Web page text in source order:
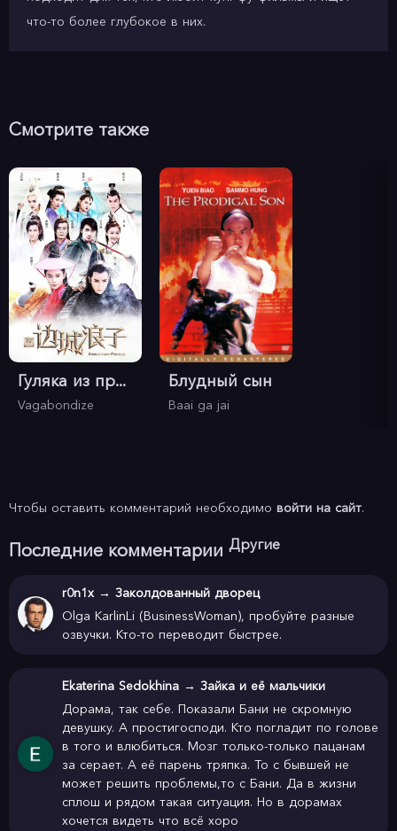
что-то более глубокое в них.
Смотрите также
Гуляка из пр...
Vagabondize
Блудный сын
Baai ga jai
Чтобы оставить комментарий необходимо войти на сайт.
Последние комментарии Другие
r0n1x → Заколдованный дворец
Olga KarlinLi (BusinessWoman), пробуйте разные
озвучки. Кто-то переводит быстрее.
Ekaterina Sedokhina → Зайка и её мальчики
Дорама, так себе. Показали Бани не скромную
девушку. А простигосподи. Кто погладит по голове
в того и влюбиться. Мозг только-только пацанам
за серает. А её парень тряпка. То с бывшей не
может решить проблемы,то с Бани. Да в жизни
сплош и рядом такая ситуация. Но в дорамах
хочется видеть что всё хоро